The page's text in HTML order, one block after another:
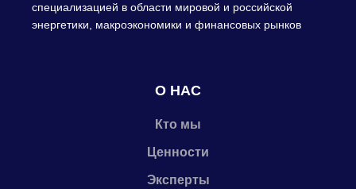
специализацией в области мировой и российской
энергетики, макроэкономики и финансовых рынков
О НАС
Кто мы
Ценности
Эксперты